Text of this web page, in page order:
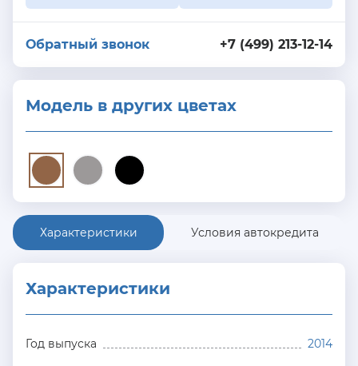
+7 (499) 213-12-14
Обратный звонок
Модель в других цветах
Характеристики Условия автокредита
Характеристики
Год выпуска 2014